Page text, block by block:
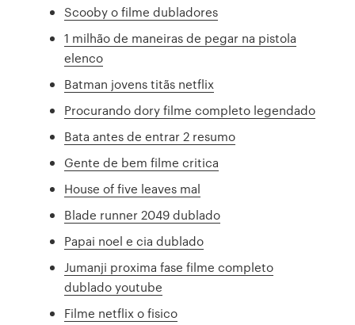
Scooby o filme dubladores
1 milhão de maneiras de pegar na pistola
elenco
Batman jovens titãs netflix
Procurando dory filme completo legendado
Bata antes de entrar 2 resumo
Gente de bem filme critica
House of five leaves mal
Blade runner 2049 dublado
Papai noel e cia dublado
Jumanji proxima fase filme completo
dublado youtube
Filme netflix o fisico